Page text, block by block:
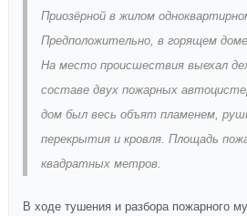
Приозёрной в жилом
Предположительно, в горящем доме
На место происшествия выехал
составе двух пожарных
дом был весь объят пламенем,
перекрытия и кровля. Площадь
квадратных метров.
В ходе тушения и разбора пожарного